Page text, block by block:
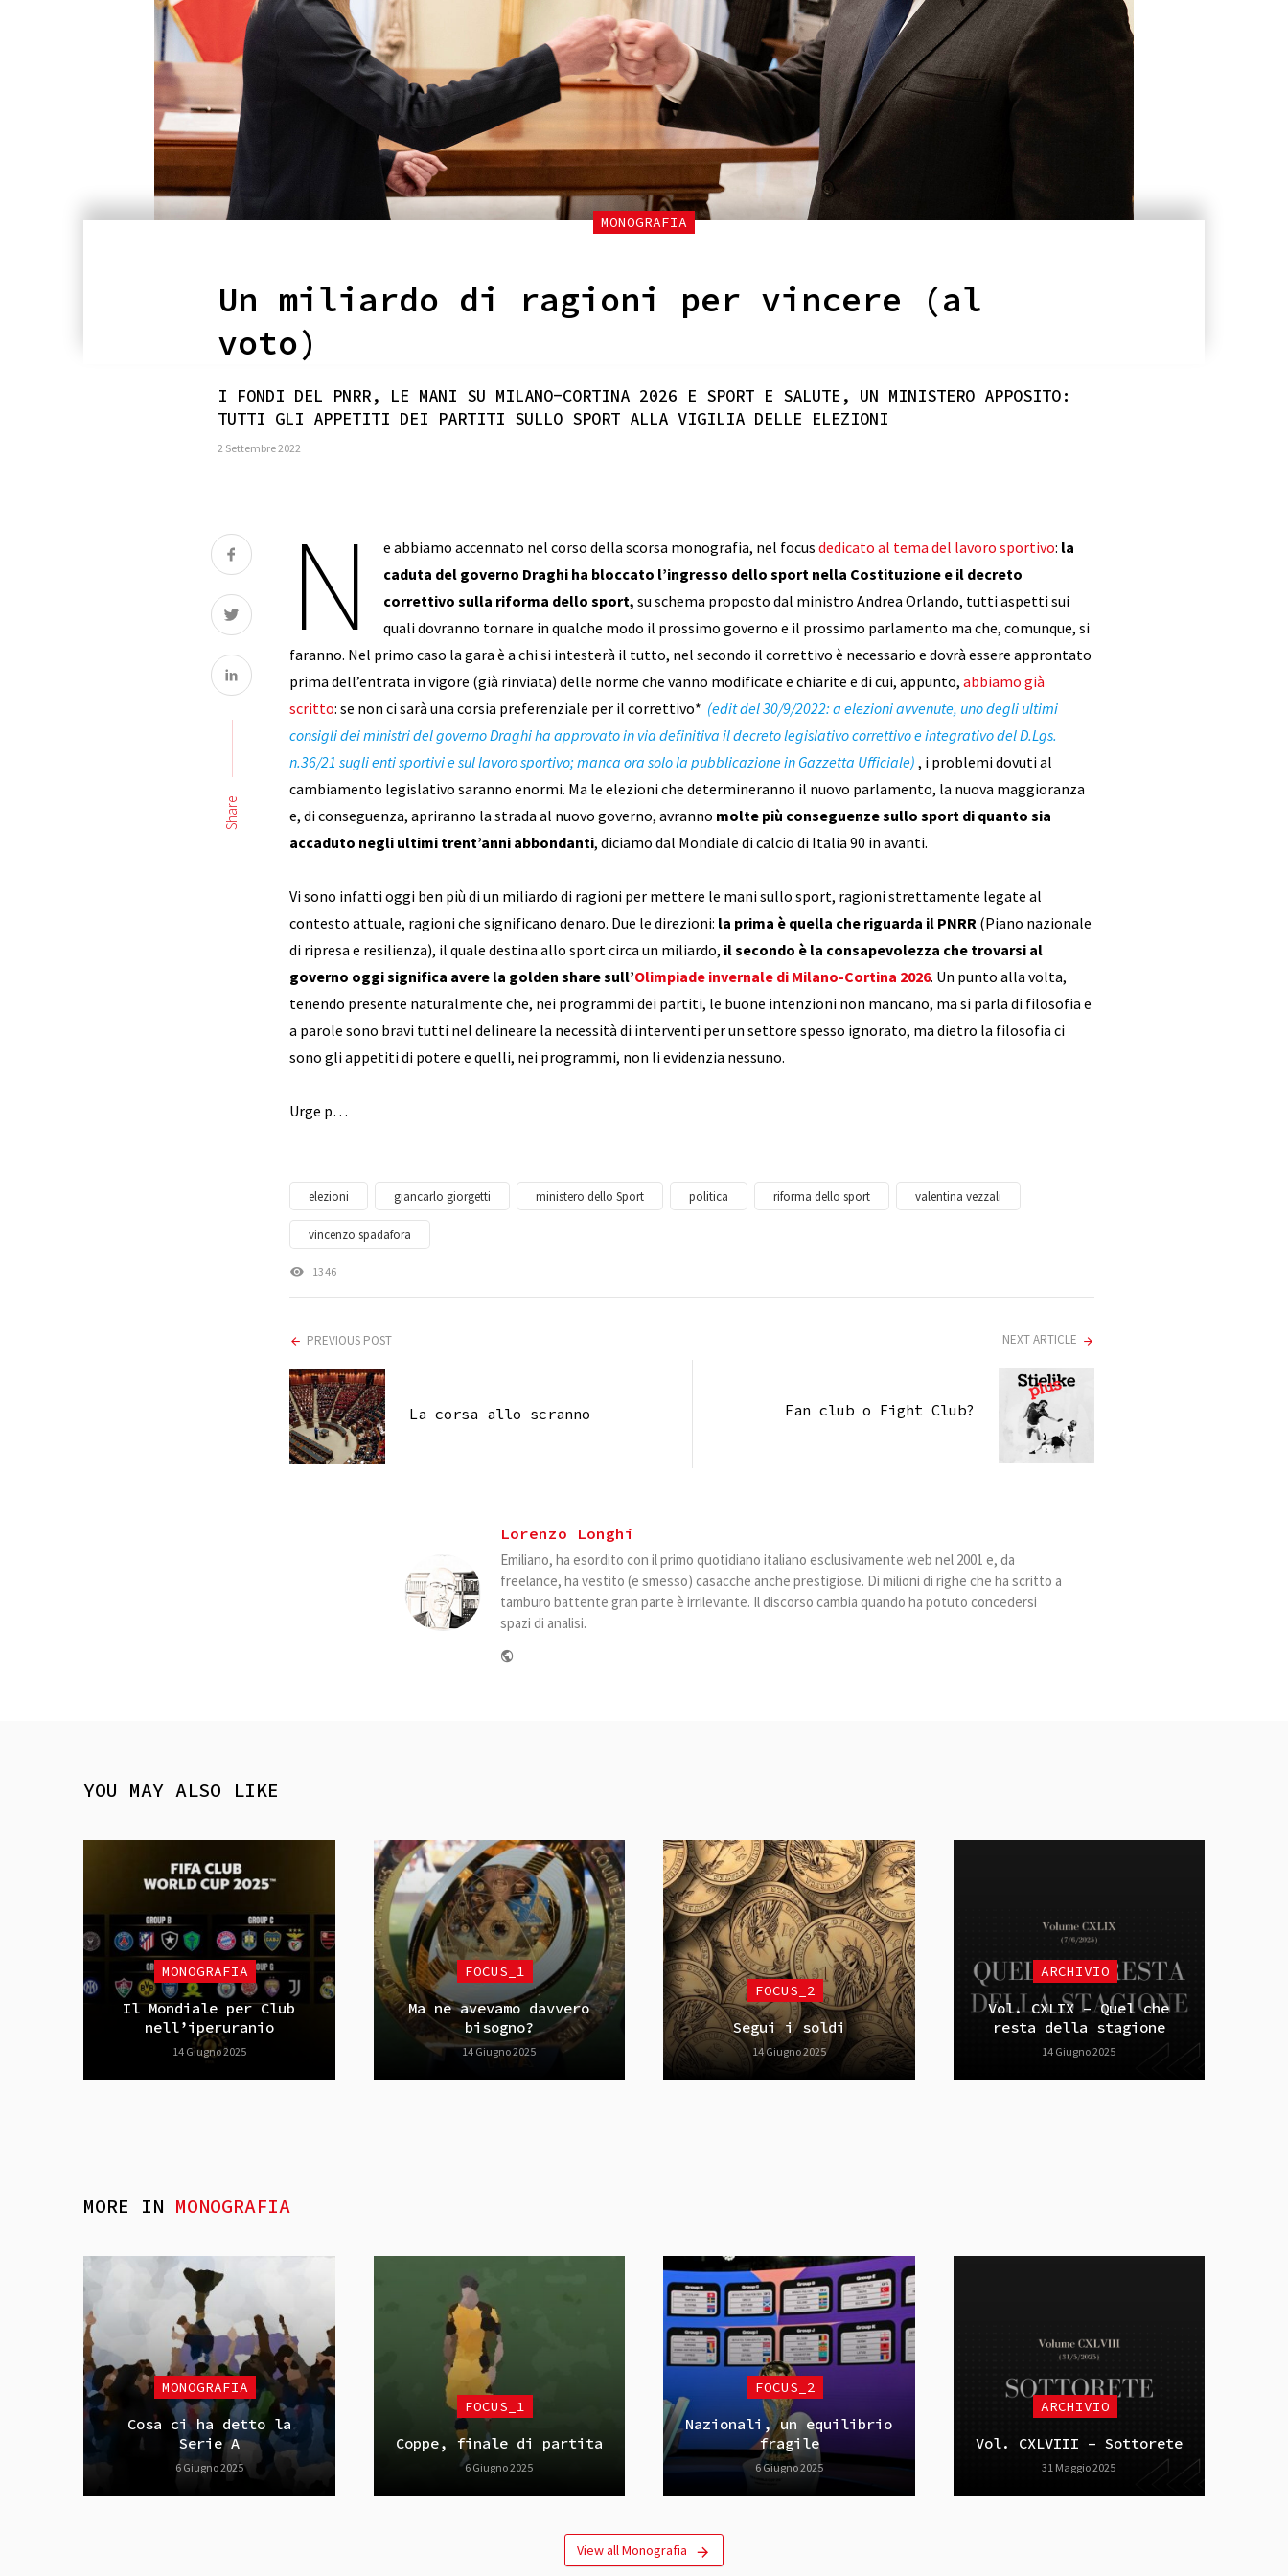
MONOGRAFIA
Un miliardo di ragioni per vincere (al
voto)
I FONDI DEL PNRR, LE MANI SU MILANO-CORTINA 2026 E SPORT E SALUTE, UN MINISTERO APPOSITO:
TUTTI GLI APPETITI DEI PARTITI SULLO SPORT ALLA VIGILIA DELLE ELEZIONI
2 Settembre 2022
Share
N e abbiamo accennato nel corso della scorsa monografia, nel focusdedicato al tema del lavoro sportivo: la
caduta del governo Draghi ha bloccato l’ingresso dello sport nella Costituzione e il decreto
correttivo sulla riforma dello sport, su schema proposto dal ministro Andrea Orlando, tutti aspetti sui
quali dovranno tornare in qualche modo il prossimo governo e il prossimo parlamento ma che, comunque, si
faranno. Nel primo caso la gara è a chi si intesterà il tutto, nel secondo il correttivo è necessario e dovrà essere approntato
prima dell’entrata in vigore (già rinviata) delle norme che vanno modificate e chiarite e di cui, appunto, abbiamo già
scritto: se non ci sarà una corsia preferenziale per il correttivo* (edit del 30/9/2022: a elezioni avvenute, uno degli ultimi
consigli dei ministri del governo Draghi ha approvato in via definitiva il decreto legislativo correttivo e integrativo del D.Lgs.
n.36/21 sugli enti sportivi e sul lavoro sportivo; manca ora solo la pubblicazione in Gazzetta Ufficiale) , i problemi dovuti al
cambiamento legislativo saranno enormi. Ma le elezioni che determineranno il nuovo parlamento, la nuova maggioranza
e, di conseguenza, apriranno la strada al nuovo governo, avranno molte più conseguenze sullo sport di quanto sia
accaduto negli ultimi trent’anni abbondanti, diciamo dal Mondiale di calcio di Italia 90 in avanti.
Vi sono infatti oggi ben più di un miliardo di ragioni per mettere le mani sullo sport, ragioni strettamente legate al
contesto attuale, ragioni che significano denaro. Due le direzioni: la prima è quella che riguarda il PNRR (Piano nazionale
di ripresa e resilienza), il quale destina allo sport circa un miliardo, il secondo è la consapevolezza che trovarsi al
governo oggi significa avere la golden share sull’Olimpiade invernale di Milano-Cortina 2026. Un punto alla volta,
tenendo presente naturalmente che, nei programmi dei partiti, le buone intenzioni non mancano, ma si parla di filosofia e
a parole sono bravi tutti nel delineare la necessità di interventi per un settore spesso ignorato, ma dietro la filosofia ci
sono gli appetiti di potere e quelli, nei programmi, non li evidenzia nessuno.
Urge p…
elezioni giancarlo giorgetti ministero dello Sport politica riforma dello sport valentina vezzali
vincenzo spadafora
1346
PREVIOUS POST
La corsa allo scranno
NEXT ARTICLE
Fan club o Fight Club?
Lorenzo Longhi
Emiliano, ha esordito con il primo quotidiano italiano esclusivamente web nel 2001 e, da
freelance, ha vestito (e smesso) casacche anche prestigiose. Di milioni di righe che ha scritto a
tamburo battente gran parte è irrilevante. Il discorso cambia quando ha potuto concedersi
spazi di analisi.
YOU MAY ALSO LIKE
MONOGRAFIA
Il Mondiale per Club
nell’iperuranio
14 Giugno 2025
FOCUS_1
Ma ne avevamo davvero
bisogno?
14 Giugno 2025
FOCUS_2
Segui i soldi
14 Giugno 2025
ARCHIVIO
Vol. CXLIX – Quel che
resta della stagione
14 Giugno 2025
MORE IN MONOGRAFIA
MONOGRAFIA
Cosa ci ha detto la
Serie A
6 Giugno 2025
FOCUS_1
Coppe, finale di partita
6 Giugno 2025
FOCUS_2
Nazionali, un equilibrio
fragile
6 Giugno 2025
ARCHIVIO
Vol. CXLVIII – Sottorete
31 Maggio 2025
View all Monografia